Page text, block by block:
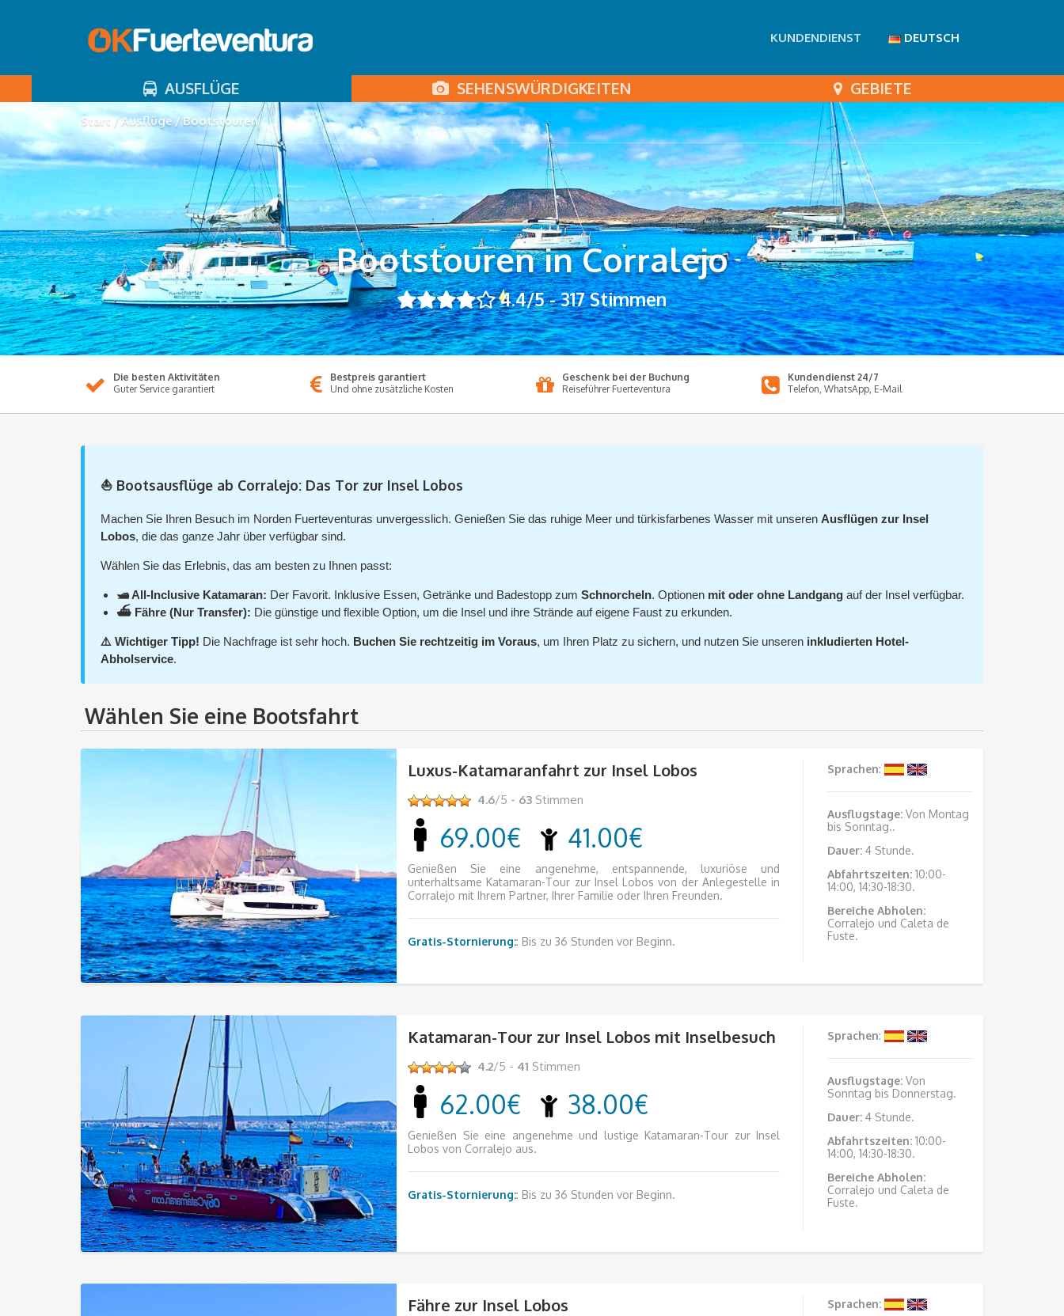
KUNDENDIENST DEUTSCH
AUSFLÜGE SEHENSWÜRDIGKEITEN GEBIETE
Start Ausflüge Bootstouren
Bootstouren in Corralejo
4.4/5 -317Stimmen
Die besten Aktivitäten
Guter Service garantiert
Bestpreis garantiert
Und ohne zusätzliche Kosten
Geschenk bei der Buchung
Reiseführer Fuerteventura
Kundendienst 24/7
Telefon, WhatsApp, E-Mail
⛵ Bootsausflüge ab Corralejo: Das Tor zur Insel Lobos
Machen Sie Ihren Besuch im Norden Fuerteventuras unvergesslich. Genießen Sie das ruhige Meer und türkisfarbenes Wasser mit unseren Ausflügen zur Insel
Lobos, die das ganze Jahr über verfügbar sind.
Wählen Sie das Erlebnis, das am besten zu Ihnen passt:
🛥️ All-Inclusive Katamaran: Der Favorit. Inklusive Essen, Getränke und Badestopp zum Schnorcheln. Optionen mit oder ohne Landgang auf der Insel verfügbar.
⛴️ Fähre (Nur Transfer): Die günstige und flexible Option, um die Insel und ihre Strände auf eigene Faust zu erkunden.
⚠️ Wichtiger Tipp! Die Nachfrage ist sehr hoch. Buchen Sie rechtzeitig im Voraus, um Ihren Platz zu sichern, und nutzen Sie unseren inkludierten Hotel-
Abholservice.
Wählen Sie eine Bootsfahrt
Luxus-Katamaranfahrt zur Insel Lobos
4.6/5 - 63 Stimmen
69.00€ 41.00€
Genießen Sie eine angenehme, entspannende, luxuriöse und
unterhaltsame Katamaran-Tour zur Insel Lobos von der Anlegestelle in
Corralejo mit Ihrem Partner, Ihrer Familie oder Ihren Freunden.
Gratis-Stornierung:: Bis zu 36 Stunden vor Beginn.
Sprachen:
Ausflugstage: Von Montag
bis Sonntag..
Dauer: 4 Stunde.
Abfahrtszeiten: 10:00-
14:00, 14:30-18:30.
Bereiche Abholen:
Corralejo und Caleta de
Fuste.
Katamaran-Tour zur Insel Lobos mit Inselbesuch
4.2/5 - 41 Stimmen
62.00€ 38.00€
Genießen Sie eine angenehme und lustige Katamaran-Tour zur Insel
Lobos von Corralejo aus.
Gratis-Stornierung:: Bis zu 36 Stunden vor Beginn.
Sprachen:
Ausflugstage: Von
Sonntag bis Donnerstag.
Dauer: 4 Stunde.
Abfahrtszeiten: 10:00-
14:00, 14:30-18:30.
Bereiche Abholen:
Corralejo und Caleta de
Fuste.
Fähre zur Insel Lobos Sprachen: